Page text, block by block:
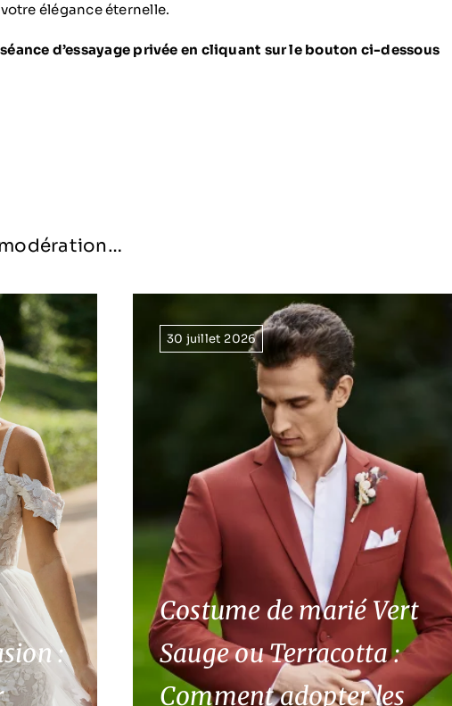
élégance éternelle.
d’essayage privée en cliquant sur le bouton ci-dessous
modération…
:
30 juillet 2026
Costume de marié Vert
Sauge ou Terracotta :
Comment adopter les